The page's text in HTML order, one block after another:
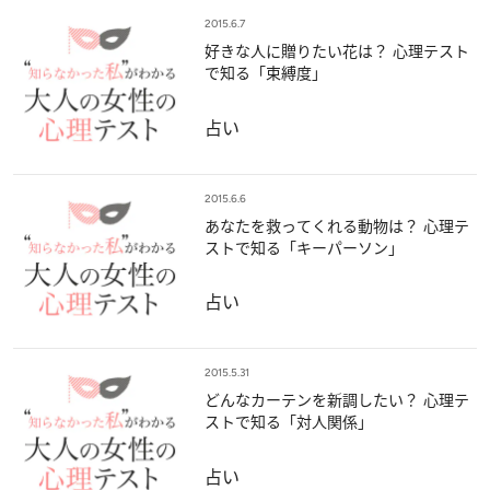
2015.6.7
好きな人に贈りたい花は？ 心理テスト
で知る「束縛度」
占い
2015.6.6
あなたを救ってくれる動物は？ 心理テ
ストで知る「キーパーソン」
占い
2015.5.31
どんなカーテンを新調したい？ 心理テ
ストで知る「対人関係」
占い